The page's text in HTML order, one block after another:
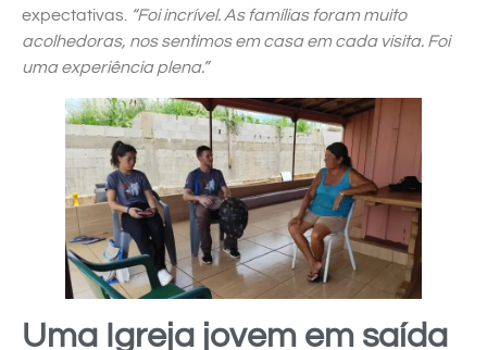
expectativas. “Foi incrível. As famílias foram muito
acolhedoras, nos sentimos em casa em cada visita. Foi
uma experiência plena.”
Uma Igreja jovem em saída